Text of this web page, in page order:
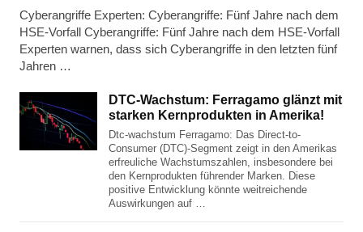
Cyberangriffe Experten: Cyberangriffe: Fünf Jahre nach dem
HSE-Vorfall Cyberangriffe: Fünf Jahre nach dem HSE-Vorfall
Experten warnen, dass sich Cyberangriffe in den letzten fünf
Jahren …
DTC-Wachstum: Ferragamo glänzt mit
starken Kernprodukten in Amerika!
Dtc-wachstum Ferragamo: Das Direct-to-
Consumer (DTC)-Segment zeigt in den Amerikas
erfreuliche Wachstumszahlen, insbesondere bei
den Kernprodukten führender Marken. Diese
positive Entwicklung könnte weitreichende
Auswirkungen auf …